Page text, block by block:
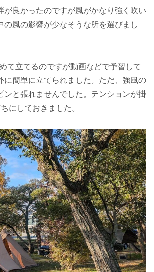
良かったのですが風がかなり強く吹い
の風の影響が少なそうな所を選びまし
て立てるのですが動画などで予習して
に簡単に立てられました。ただ、強風の
ンと張れませんでした。テンションが掛
にしておきました。